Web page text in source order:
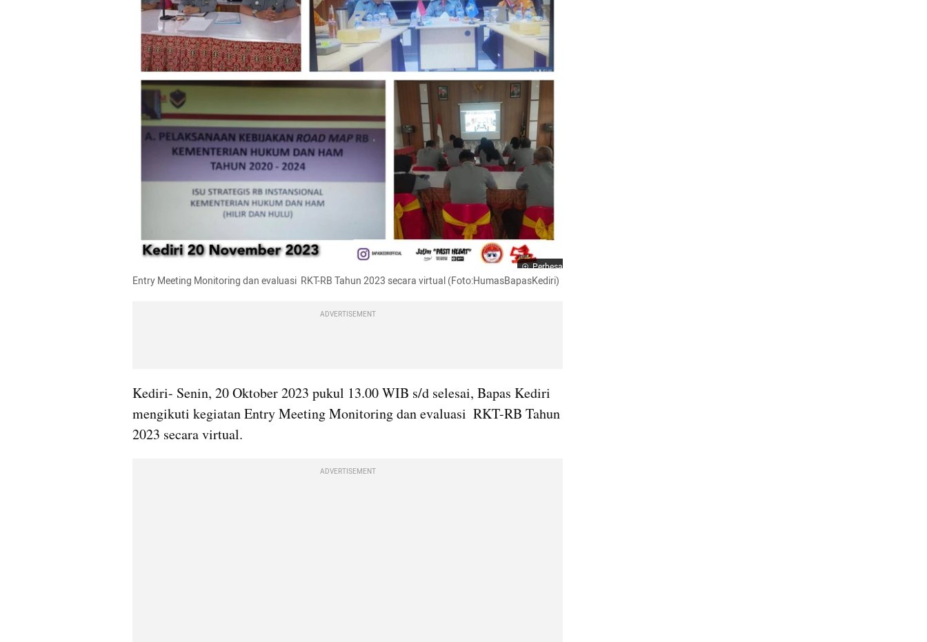
Perbesar
Entry Meeting Monitoring dan evaluasi  RKT-RB Tahun 2023 secara virtual (Foto:HumasBapasKediri)
ADVERTISEMENT
Kediri- Senin, 20 Oktober 2023 pukul 13.00 WIB s/d selesai, Bapas Kediri
mengikuti kegiatan Entry Meeting Monitoring dan evaluasi  RKT-RB Tahun
2023 secara virtual.
ADVERTISEMENT